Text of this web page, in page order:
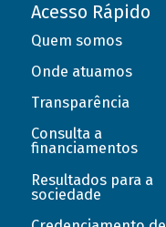
Acesso Rápido
Quem somos
Onde atuamos
Transparência
Consulta a
financiamentos
Resultados para a
sociedade